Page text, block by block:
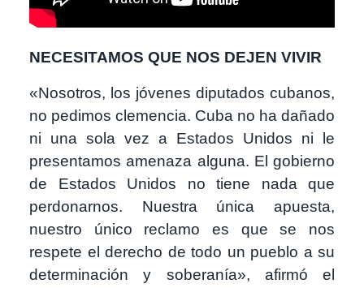
NECESITAMOS QUE NOS DEJEN VIVIR
«Nosotros, los jóvenes diputados cubanos,
no pedimos clemencia. Cuba no ha dañado
ni una sola vez a Estados Unidos ni le
presentamos amenaza alguna. El gobierno
de Estados Unidos no tiene nada que
perdonarnos. Nuestra única apuesta,
nuestro único reclamo es que se nos
respete el derecho de todo un pueblo a su
determinación y soberanía», afirmó el